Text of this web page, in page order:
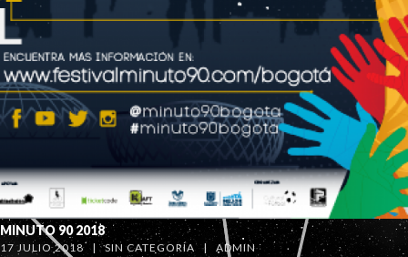
MINUTO 90 2018
17 JULIO 2018   | SIN CATEGORÍA
   |
ADMIN